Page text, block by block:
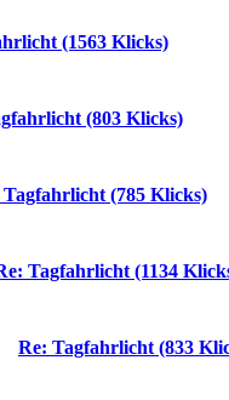
(1563 Klicks)
(803 Klicks)
Tagfahrlicht (785 Klicks)
Tagfahrlicht (1134
Re: Tagfahrlicht (833